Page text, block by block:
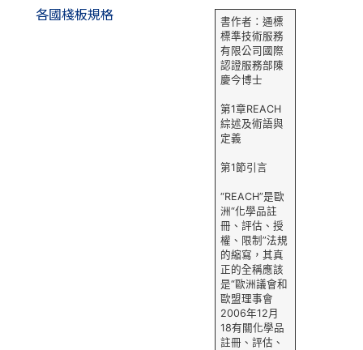
各國棧板規格
書作者：通標
標準技術服務
有限公司國際
認證服務部陳
慶今博士
第1章REACH
綜述及術語與
定義
第1節引言
“REACH”是歐
洲“化學品註
冊、評估、授
權、限制”法規
的縮寫，其真
正的全稱應該
是“歐洲議會和
歐盟理事會
2006年12月
18有關化學品
註冊、評估、